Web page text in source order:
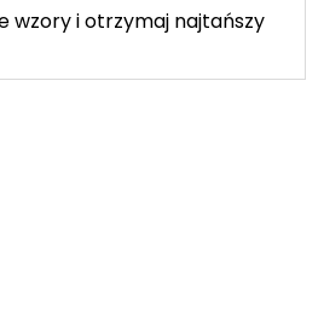
wzory i otrzymaj najtańszy